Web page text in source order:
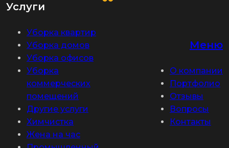
Услуги
Уборка квартир
Уборка домов
Уборка офисов
Уборка
коммерческих
помещений
Другие услуги
Химчистка
Жена на час
Меню
О компании
Портфолио
Отзывы
Вопросы
Контакты